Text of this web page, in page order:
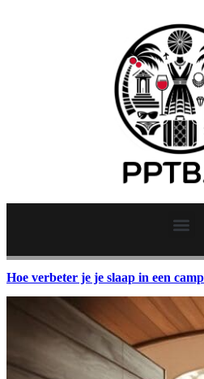
Hoe verbeter je je slaap in een